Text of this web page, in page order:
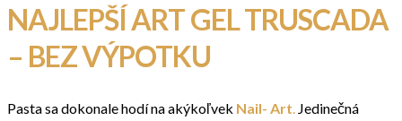
NAJLEPŠÍ ART GEL TRUSCADA
– BEZ VÝPOTKU
Pasta sa dokonale hodí na akýkoľvek Nail- Art Jedinečná